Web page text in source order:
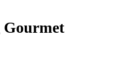
Gourmet